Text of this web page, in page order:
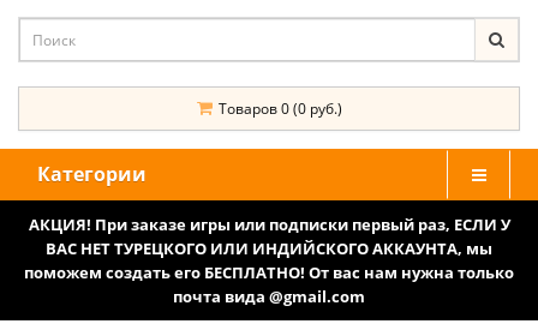
Товаров 0 (0 руб.)
Категории
АКЦИЯ! При заказе игры или подписки первый раз, ЕСЛИ У
ВАС НЕТ ТУРЕЦКОГО ИЛИ ИНДИЙСКОГО АККАУНТА, мы
поможем создать его БЕСПЛАТНО! От вас нам нужна только
почта вида @gmail.com